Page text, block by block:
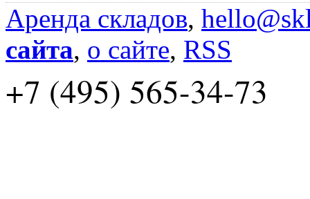
Аренда складов,
сайта, о сайте, RSS
+7 (495) 565-34-73